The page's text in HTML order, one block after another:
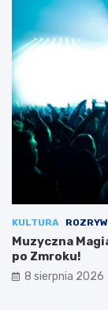
KULTURA
Muzyczna
po Zmroku!
8 sierpnia 2026